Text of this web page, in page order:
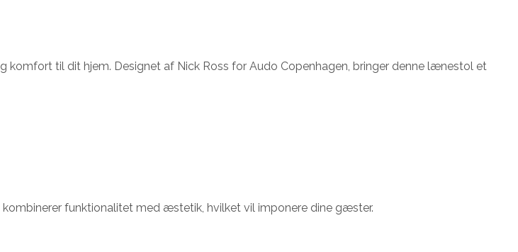
til dit hjem. Designet af Nick Ross for Audo Copenhagen, bringer denne lænestol et
funktionalitet med æstetik, hvilket vil imponere dine gæster.